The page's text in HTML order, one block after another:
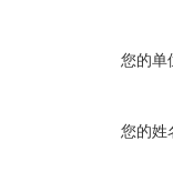
您的单
您的姓